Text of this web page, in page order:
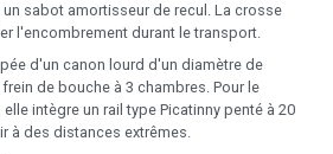
sabot amortisseur de recul. La crosse
l'encombrement durant le transport.
d'un canon lourd d'un diamètre de
de bouche à 3 chambres. Pour le
intègre un rail type Picatinny penté à 20
à des distances extrêmes.